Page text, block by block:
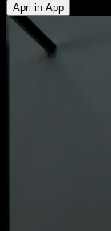
Apri in App